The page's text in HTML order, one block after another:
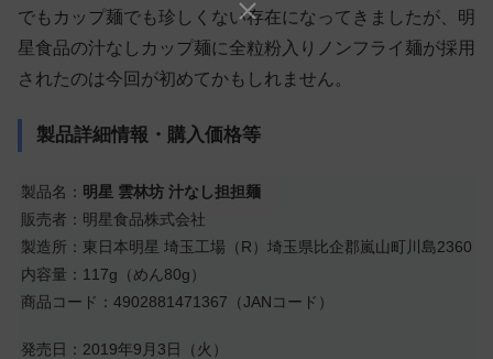
でもカップ麺でも珍しくない存在になってきましたが、明
星食品の汁なしカップ麺に全粒粉入りノンフライ麺が採用
されたのは今回が初めてかもしれません。
製品詳細情報・購入価格等
製品名： 明星 雲林坊 汁なし担担麺
販売者：明星食品株式会社
製造所：東日本明星 埼玉工場（R）埼玉県比企郡嵐山町川島2360
内容量：117g（めん80g）
商品コード：4902881471367（JANコード）
発売日：2019年9月3日（火）